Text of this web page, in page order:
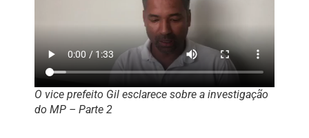
O vice prefeito Gil esclarece sobre a investigação
do MP – Parte 2